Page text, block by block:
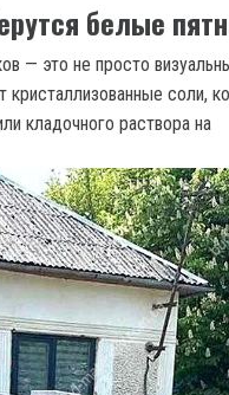
белые
— это не просто
соли,
кладочного раствора на